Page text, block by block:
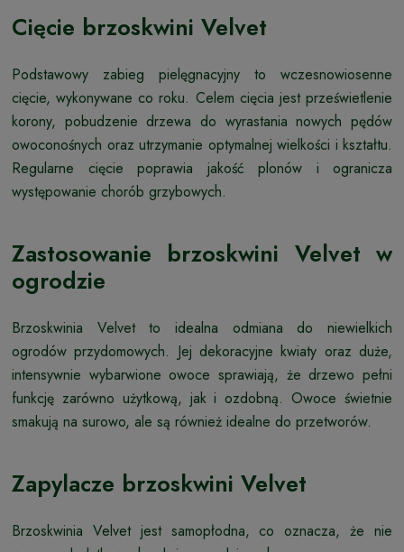
Cięcie brzoskwini Velvet
Podstawowy zabieg pielęgnacyjny to wczesnowiosenne
cięcie, wykonywane co roku. Celem cięcia jest prześwietlenie
korony, pobudzenie drzewa do wyrastania nowych pędów
owoconośnych oraz utrzymanie optymalnej wielkości i kształtu.
Regularne cięcie poprawia jakość plonów i ogranicza
występowanie chorób grzybowych.
Zastosowanie brzoskwini Velvet w
ogrodzie
Brzoskwinia Velvet to idealna odmiana do niewielkich
ogrodów przydomowych. Jej dekoracyjne kwiaty oraz duże,
intensywnie wybarwione owoce sprawiają, że drzewo pełni
funkcję zarówno użytkową, jak i ozdobną. Owoce świetnie
smakują na surowo, ale są również idealne do przetworów.
Zapylacze brzoskwini Velvet
Brzoskwinia Velvet jest samopłodna, co oznacza, że nie